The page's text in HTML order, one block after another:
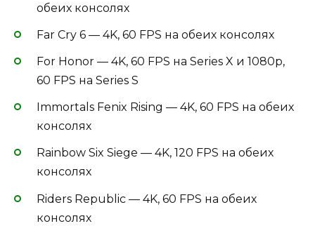
обеих консолях
Far Cry 6 — 4K, 60 FPS на обеих консолях
For Honor — 4K, 60 FPS на Series X и 1080p,
60 FPS на Series S
Immortals Fenix Rising — 4K, 60 FPS на обеих
консолях
Rainbow Six Siege — 4K, 120 FPS на обеих
консолях
Riders Republic — 4K, 60 FPS на обеих
консолях